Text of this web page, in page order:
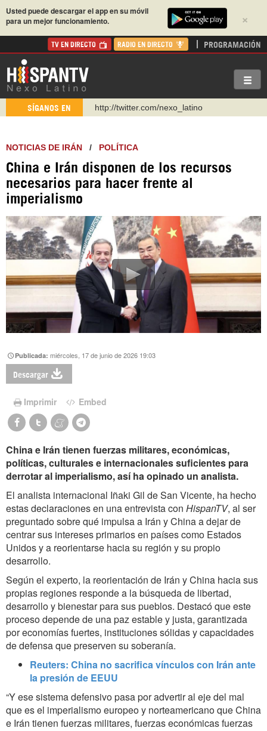
×
Usted puede descargar el app en su móvil
para un mejor funcionamiento.
TV EN DIRECTO RADIO EN DIRECTO PROGRAMACIÓN
SÍGANOS EN
http://twitter.com/nexo_latino
https://urmedium.com/c/hispantv
WhatsApp y Viber: +98 921 79 29 404
Instagram como: hispan_tv
https://www.youtube.com/@nexo_latino
NOTICIAS DE IRÁN / POLÍTICA
China e Irán disponen de los recursos
necesarios para hacer frente al
imperialismo
Publicada:miércoles, 17 de junio de 2026 19:03
Descargar
Imprimir Embed
China e Irán tienen fuerzas militares, económicas,
políticas, culturales e internacionales suficientes para
derrotar al imperialismo, así ha opinado un analista.
El analista internacional Iñaki Gil de San Vicente, ha hecho
estas declaraciones en una entrevista con HispanTV, al ser
preguntado sobre qué impulsa a Irán y China a dejar de
centrar sus intereses primarios en países como Estados
Unidos y a reorientarse hacia su región y su propio
desarrollo.
Según el experto, la reorientación de Irán y China hacia sus
propias regiones responde a la búsqueda de libertad,
desarrollo y bienestar para sus pueblos. Destacó que este
proceso depende de una paz estable y justa, garantizada
por economías fuertes, instituciones sólidas y capacidades
de defensa que preserven su soberanía.
Reuters: China no sacrifica vínculos con Irán ante
la presión de EEUU
“Y ese sistema defensivo pasa por advertir al eje del mal
que es el imperialismo europeo y norteamericano que China
e Irán tienen fuerzas militares, fuerzas económicas fuerzas